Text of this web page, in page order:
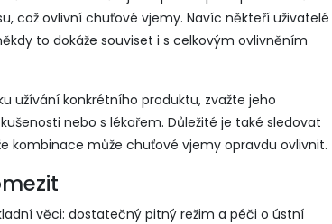
což ovlivní chuťové vjemy. Navíc někteří uživatelé
to dokáže souviset i s celkovým ovlivněním
užívání konkrétního produktu, zvažte jeho
nebo s lékařem. Důležité je také sledovat
kombinace může chuťové vjemy opravdu ovlivnit.
věci: dostatečný pitný režim a péči o ústní